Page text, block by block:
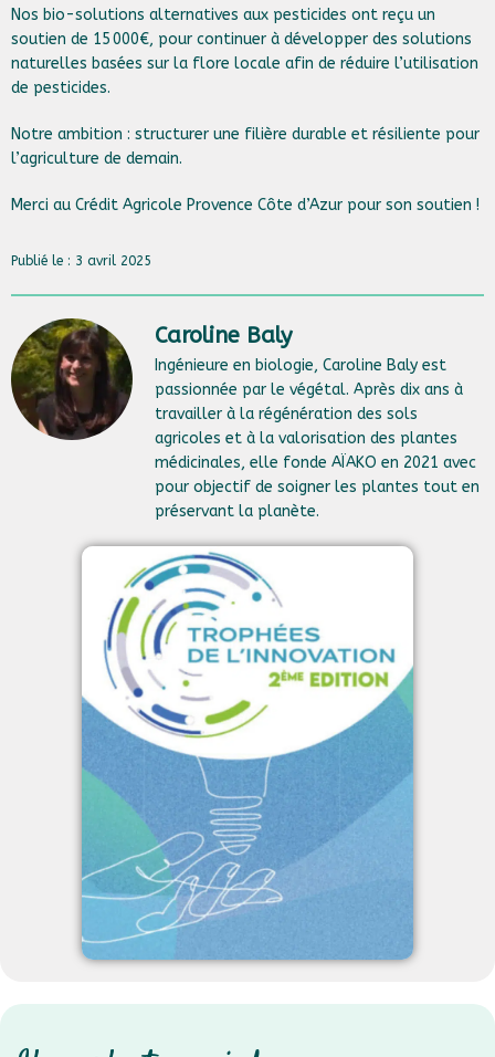
Nos bio-solutions alternatives aux pesticides ont reçu un
soutien de 15 000€, pour continuer à développer des solutions
naturelles basées sur la flore locale afin de réduire l’utilisation
de pesticides.
Notre ambition : structurer une filière durable et résiliente pour
l’agriculture de demain.
Merci au Crédit Agricole Provence Côte d’Azur pour son soutien !
Publié le : 3 avril 2025
Caroline Baly
Ingénieure en biologie, Caroline Baly est
passionnée par le végétal. Après dix ans à
travailler à la régénération des sols
agricoles et à la valorisation des plantes
médicinales, elle fonde AÏAKO en 2021 avec
pour objectif de soigner les plantes tout en
préservant la planète.